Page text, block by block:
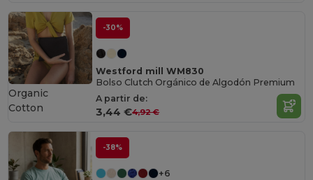
-30%
Westford mill WM830
Bolso Clutch Orgánico de Algodón Premium
A partir de:
3,44 €4,92 €
Organic
Cotton
-38%
+6